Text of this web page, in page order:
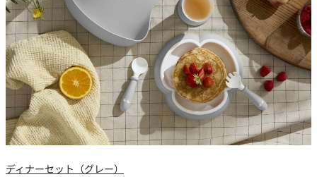
ディナーセット（グレー）